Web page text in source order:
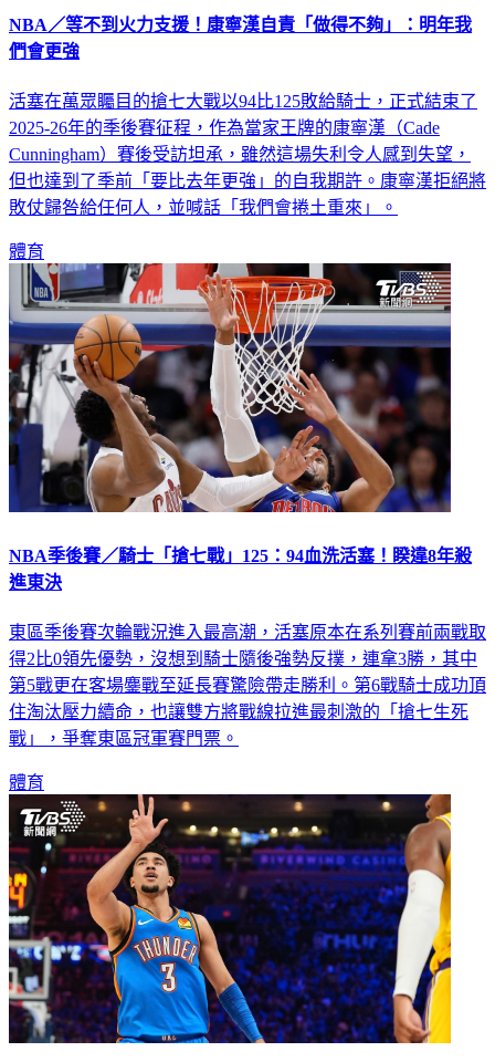
NBA／等不到火力支援！康寧漢自責「做得不夠」：明年我
們會更強
活塞在萬眾矚目的搶七大戰以94比125敗給騎士，正式結束了
2025-26年的季後賽征程，作為當家王牌的康寧漢（Cade
Cunningham）賽後受訪坦承，雖然這場失利令人感到失望，
但也達到了季前「要比去年更強」的自我期許。康寧漢拒絕將
敗仗歸咎給任何人，並喊話「我們會捲土重來」。
體育
NBA季後賽／騎士「搶七戰」125：94血洗活塞！睽違8年殺
進東決
東區季後賽次輪戰況進入最高潮，活塞原本在系列賽前兩戰取
得2比0領先優勢，沒想到騎士隨後強勢反撲，連拿3勝，其中
第5戰更在客場鏖戰至延長賽驚險帶走勝利。第6戰騎士成功頂
住淘汰壓力續命，也讓雙方將戰線拉進最刺激的「搶七生死
戰」，爭奪東區冠軍賽門票。
體育